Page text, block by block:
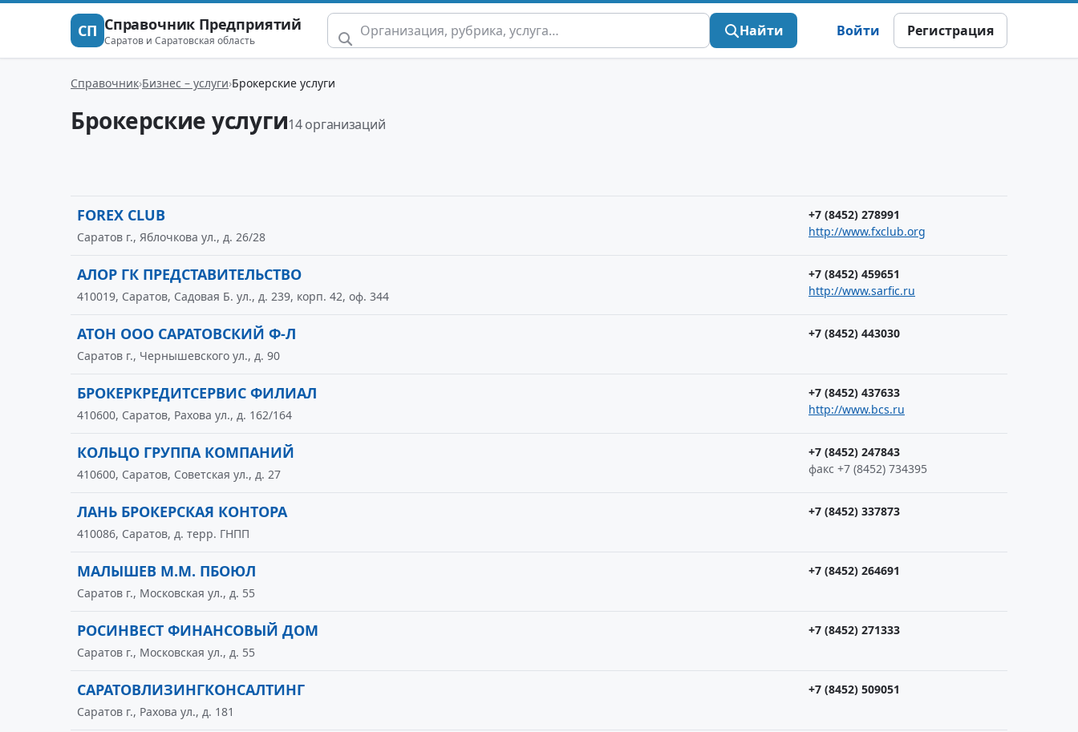
СП Справочник Предприятий
Саратов и Саратовская область
Найти Войти Регистрация
Справочник Бизнес – услуги Брокерские услуги
Брокерские услуги14 организаций
FOREX CLUB
+7 (8452) 278991
http://www.fxclub.org
Саратов г., Яблочкова ул., д. 26/28
АЛОР ГК ПРЕДСТАВИТЕЛЬСТВО
+7 (8452) 459651
http://www.sarfic.ru
410019, Саратов, Садовая Б. ул., д. 239, корп. 42, оф. 344
АТОН ООО САРАТОВСКИЙ Ф-Л
+7 (8452) 443030
Саратов г., Чернышевского ул., д. 90
БРОКЕРКРЕДИТСЕРВИС ФИЛИАЛ
+7 (8452) 437633
http://www.bcs.ru
410600, Саратов, Рахова ул., д. 162/164
КОЛЬЦО ГРУППА КОМПАНИЙ
+7 (8452) 247843
факс +7 (8452) 734395
410600, Саратов, Советская ул., д. 27
ЛАНЬ БРОКЕРСКАЯ КОНТОРА
+7 (8452) 337873
410086, Саратов, д. терр. ГНПП
МАЛЫШЕВ М.М. ПБОЮЛ
+7 (8452) 264691
Саратов г., Московская ул., д. 55
РОСИНВЕСТ ФИНАНСОВЫЙ ДОМ
+7 (8452) 271333
Саратов г., Московская ул., д. 55
САРАТОВЛИЗИНГКОНСАЛТИНГ
+7 (8452) 509051
Саратов г., Рахова ул., д. 181